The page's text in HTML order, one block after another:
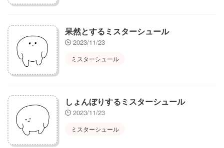
呆然とするミスターシュール
2023/11/23
ミスターシュール
しょんぼりするミスターシュール
2023/11/23
ミスターシュール